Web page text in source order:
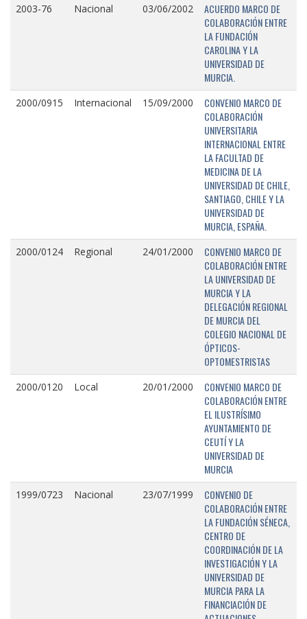
2003-76 Nacional 03/06/2002
ACUERDO MARCO DE
COLABORACIÓN ENTRE
LA FUNDACIÓN
CAROLINA Y LA
UNIVERSIDAD DE
MURCIA.
2000/0915 Internacional 15/09/2000
CONVENIO MARCO DE
COLABORACIÓN
UNIVERSITARIA
INTERNACIONAL ENTRE
LA FACULTAD DE
MEDICINA DE LA
UNIVERSIDAD DE CHILE,
SANTIAGO, CHILE Y LA
UNIVERSIDAD DE
MURCIA, ESPAÑA.
2000/0124 Regional 24/01/2000
CONVENIO MARCO DE
COLABORACIÓN ENTRE
LA UNIVERSIDAD DE
MURCIA Y LA
DELEGACIÓN REGIONAL
DE MURCIA DEL
COLEGIO NACIONAL DE
ÓPTICOS-
OPTOMESTRISTAS
2000/0120 Local 20/01/2000
CONVENIO MARCO DE
COLABORACIÓN ENTRE
EL ILUSTRÍSIMO
AYUNTAMIENTO DE
CEUTÍ Y LA
UNIVERSIDAD DE
MURCIA
1999/0723 Nacional 23/07/1999
CONVENIO DE
COLABORACIÓN ENTRE
LA FUNDACIÓN SÉNECA,
CENTRO DE
COORDINACIÓN DE LA
INVESTIGACIÓN Y LA
UNIVERSIDAD DE
MURCIA PARA LA
FINANCIACIÓN DE